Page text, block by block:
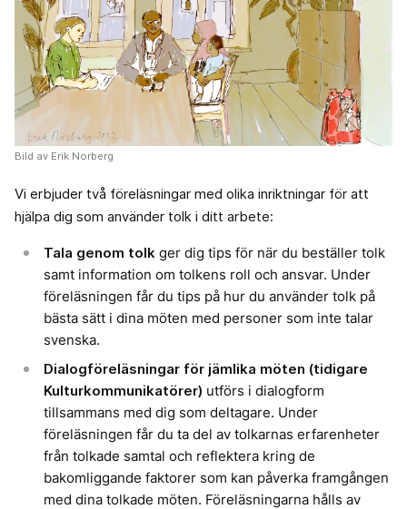
Bild av Erik Norberg
Vi erbjuder två föreläsningar med olika inriktningar för att
hjälpa dig som använder tolk i ditt arbete:
Tala genom tolk ger dig tips för när du beställer tolk
samt information om tolkens roll och ansvar. Under
föreläsningen får du tips på hur du använder tolk på
bästa sätt i dina möten med personer som inte talar
svenska.
Dialogföreläsningar för jämlika möten (tidigare
Kulturkommunikatörer) utförs i dialogform
tillsammans med dig som deltagare. Under
föreläsningen får du ta del av tolkarnas erfarenheter
från tolkade samtal och reflektera kring de
bakomliggande faktorer som kan påverka framgången
med dina tolkade möten. Föreläsningarna hålls av